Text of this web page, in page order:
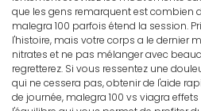
que les gens remarquent est combien
malegra 100 parfois étend la session.
l'histoire, mais votre corps a le dernier
nitrates et ne pas mélanger avec
regretterez. Si vous ressentez une
qui ne cessera pas, obtenir de l'aide
de journée, malegra 100 vs viagra